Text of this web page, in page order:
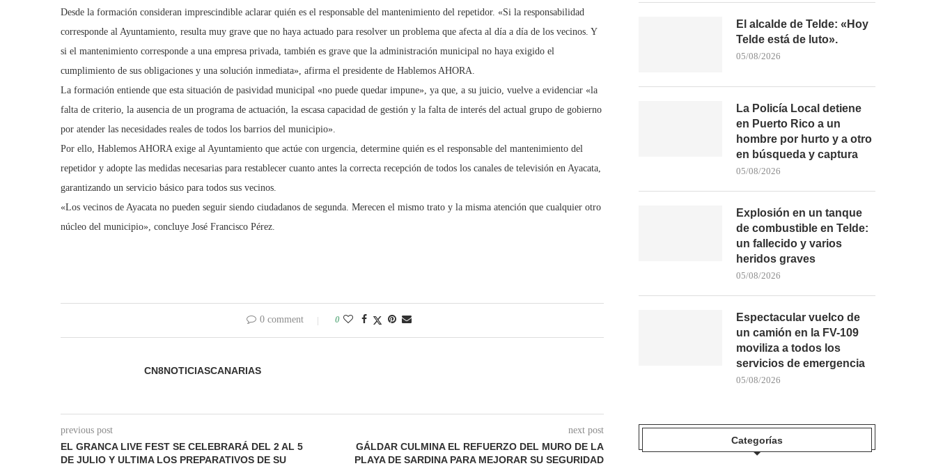
Desde la formación consideran imprescindible aclarar quién es el responsable del mantenimiento del repetidor. «Si la responsabilidad
corresponde al Ayuntamiento, resulta muy grave que no haya actuado para resolver un problema que afecta al día a día de los vecinos. Y
si el mantenimiento corresponde a una empresa privada, también es grave que la administración municipal no haya exigido el
cumplimiento de sus obligaciones y una solución inmediata», afirma el presidente de Hablemos AHORA.
La formación entiende que esta situación de pasividad municipal «no puede quedar impune», ya que, a su juicio, vuelve a evidenciar «la
falta de criterio, la ausencia de un programa de actuación, la escasa capacidad de gestión y la falta de interés del actual grupo de gobierno
por atender las necesidades reales de todos los barrios del municipio».
Por ello, Hablemos AHORA exige al Ayuntamiento que actúe con urgencia, determine quién es el responsable del mantenimiento del
repetidor y adopte las medidas necesarias para restablecer cuanto antes la correcta recepción de todos los canales de televisión en Ayacata,
garantizando un servicio básico para todos sus vecinos.
«Los vecinos de Ayacata no pueden seguir siendo ciudadanos de segunda. Merecen el mismo trato y la misma atención que cualquier otro
núcleo del municipio», concluye José Francisco Pérez.
0 comment 0
CN8NOTICIASCANARIAS
previous post
EL GRANCA LIVE FEST SE CELEBRARÁ DEL 2 AL 5
DE JULIO Y ULTIMA LOS PREPARATIVOS DE SU
next post
GÁLDAR CULMINA EL REFUERZO DEL MURO DE LA
PLAYA DE SARDINA PARA MEJORAR SU SEGURIDAD
El alcalde de Telde: «Hoy
Telde está de luto».
05/08/2026
La Policía Local detiene
en Puerto Rico a un
hombre por hurto y a otro
en búsqueda y captura
05/08/2026
Explosión en un tanque
de combustible en Telde:
un fallecido y varios
heridos graves
05/08/2026
Espectacular vuelco de
un camión en la FV-109
moviliza a todos los
servicios de emergencia
05/08/2026
Categorías